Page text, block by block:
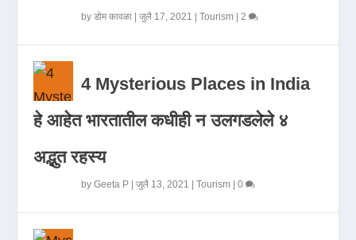
byडोम कावळा |जुलै 17, 2021 |Tourism | 2
4 Mysterious Places in India
हे आहेत भारतातील कधीही न उलगडलेले ४
अद्भुत रहस्य
byGeeta P |जुलै 13, 2021 |Tourism |0